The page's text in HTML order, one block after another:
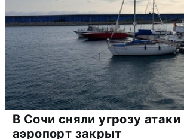
В Сочи сняли угрозу
аэропорт закрыт